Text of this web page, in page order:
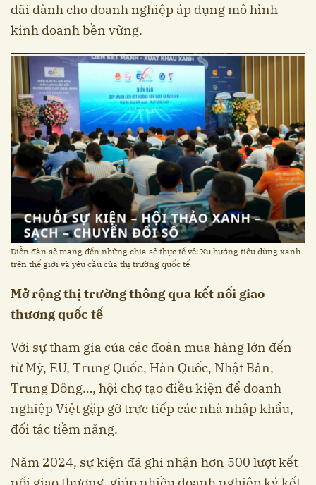
đãi dành cho doanh nghiệp áp dụng mô hình
kinh doanh bền vững.
Diễn đàn sẽ mang đến những chia sẻ thực tế về: Xu hướng tiêu dùng xanh
trên thế giới và yêu cầu của thị trường quốc tế
Mở rộng thị trường thông qua kết nối giao
thương quốc tế
Với sự tham gia của các đoàn mua hàng lớn đến
từ Mỹ, EU, Trung Quốc, Hàn Quốc, Nhật Bản,
Trung Đông…, hội chợ tạo điều kiện để doanh
nghiệp Việt gặp gỡ trực tiếp các nhà nhập khẩu,
đối tác tiềm năng.
Năm 2024, sự kiện đã ghi nhận hơn 500 lượt kết